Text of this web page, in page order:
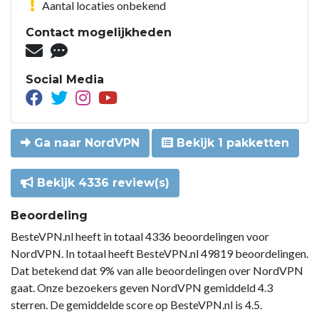
Aantal locaties onbekend
Contact mogelijkheden
Social Media
Ga naar NordVPN Bekijk 1 pakketten
Bekijk 4336 review(s)
Beoordeling
BesteVPN.nl heeft in totaal 4336 beoordelingen voor
NordVPN. In totaal heeft BesteVPN.nl 49819 beoordelingen.
Dat betekend dat 9% van alle beoordelingen over NordVPN
gaat. Onze bezoekers geven NordVPN gemiddeld 4.3
sterren. De gemiddelde score op BesteVPN.nl is 4.5.